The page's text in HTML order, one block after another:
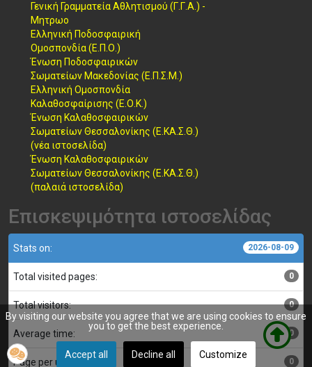
Γενική Γραμματεία Αθλητισμού (Γ.Γ.Α.) -
Μητρωο
Ελληνική Ποδοσφαιρική
Ομοσπονδία (Ε.Π.Ο.)
Ένωση Ποδοσφαιρικών
Σωματείων Μακεδονίας (Ε.Π.Σ.Μ.)
Ελληνική Ομοσπονδία
Καλαθοσφαίρισης (Ε.Ο.Κ.)
Ένωση Καλαθοσφαιρικών
Σωματείων Θεσσαλονίκης (Ε.ΚΑ.Σ.Θ.)
(νέα ιστοσελίδα)
Ένωση Καλαθοσφαιρικών
Σωματείων Θεσσαλονίκης (Ε.ΚΑ.Σ.Θ.)
(παλαιά ιστοσελίδα)
Επισκεψιμότητα ιστοσελίδας
Stats on: 2026-08-09
Total visited pages: 0
Total visitors: 0
Average time: 0
Page per user: 0
By visiting our website you agree that we are using cookies to ensure
you to get the best experience.
Accept all Decline all Customize